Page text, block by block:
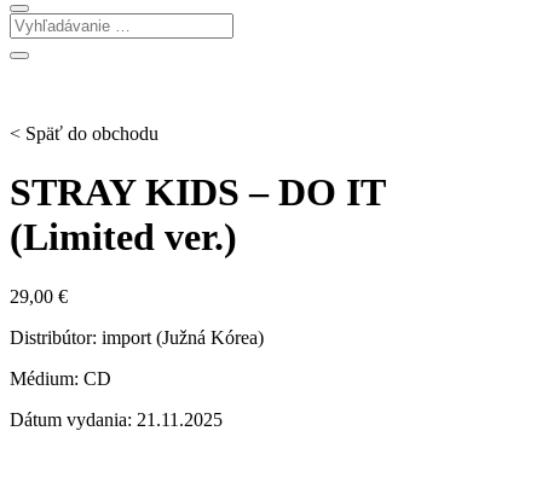
< Späť do obchodu
STRAY KIDS – DO IT
(Limited ver.)
29,00 €
Distribútor: import (Južná Kórea)
Médium: CD
Dátum vydania: 21.11.2025